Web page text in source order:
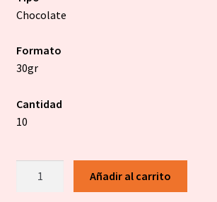
Chocolate
Formato
30gr
Cantidad
10
Añadir al carrito